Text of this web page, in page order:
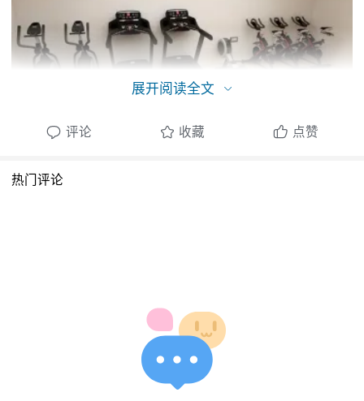
与客户的互动
展跟踪。这种与客户的密切互动帮助学员发展
沟通和人际关系技能，这在健身教练的职业中
展开阅读全文
评论 收藏 点赞
热门评论